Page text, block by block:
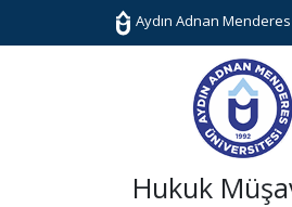
Aydın Adnan
Hukuk